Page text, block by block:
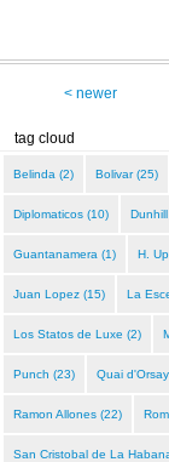
< newer
tag cloud
Belinda (2) Bolivar (25)
Diplomaticos (10)
Guantanamera (1) H.
Juan Lopez (15) La
Los Statos de Luxe (2)
Punch (23) Quai
Ramon Allones (22)
San Cristobal de La